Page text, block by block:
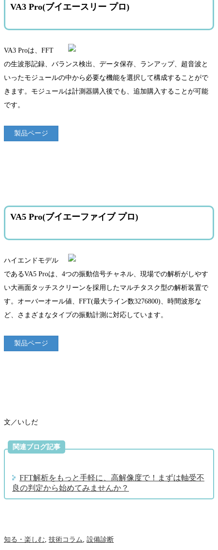
VA3 Pro(ブイエースリー プロ)
VA3 Proは、FFT
の生波形記録、バランス検出、データ保存、ランアップ、超音波と
いったモジュールの中から必要な機能を選択して構成することがで
きます。モジュールは計測器購入後でも、追加購入することが可能
です。
製品ページ
VA5 Pro(ブイエーファイブ プロ)
ハイエンドモデル
であるVA5 Proは、4つの振動信号チャネル、現場での解析がしやす
い大画面タッチスクリーンを採用したマルチタスク型の解析装置で
す。オーバーオール値、FFT(最大ライン数3276800)、時間波形な
ど、さまざまなタイプの振動計測に対応しています。
製品ページ
文／いしだ
関連ブログ記事
FFT解析をもっと手軽に、高解像度で！まずは軸受不
良の判定から始めてみませんか？
知る・楽しむ 技術コラム 設備診断